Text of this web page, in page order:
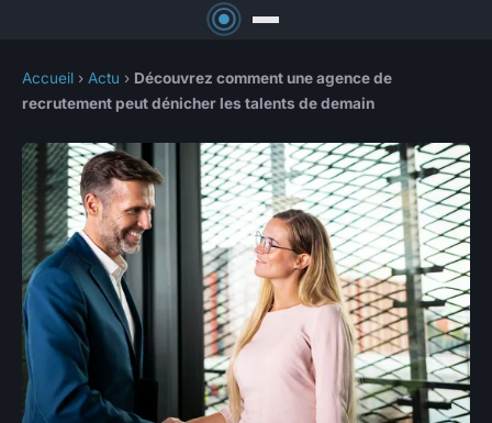
Accueil › Actu › Découvrez comment une agence de
recrutement peut dénicher les talents de demain